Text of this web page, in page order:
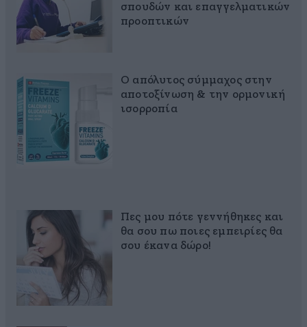
σπουδών και επαγγελματικών
προοπτικών
Ο απόλυτος σύμμαχος στην
αποτοξίνωση & την ορμονική
ισορροπία
Πες μου πότε γεννήθηκες και
θα σου πω ποιες εμπειρίες θα
σου έκανα δώρο!